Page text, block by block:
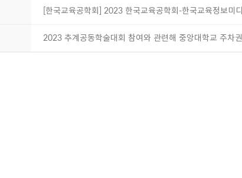
[한국교육공학회] 2023 한국교육공학회-한국교육정보미
2023 추계공동학술대회 참여와 관련해 중앙대학교 주차